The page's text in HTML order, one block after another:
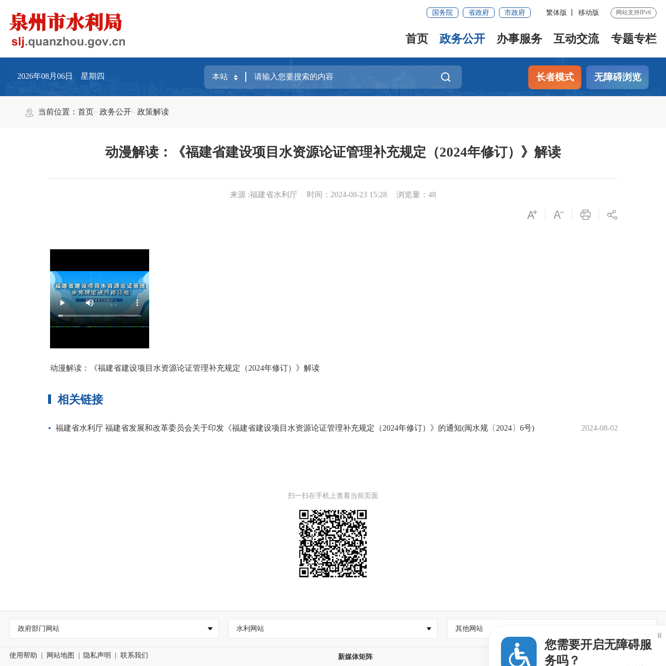
国务院 省政府 市政府 繁体版 移动版 网站支持IPv6
首页 政务公开 办事服务 互动交流 专题专栏
2026年08月06日 星期四 长者模式 无障碍浏览
当前位置：首页 政务公开 政策解读
动漫解读：《福建省建设项目水资源论证管理补充规定（2024年修订）》解读
来源 :福建省水利厅 时间：2024-08-23 15:28 浏览量：48
动漫解读：《福建省建设项目水资源论证管理补充规定（2024年修订）》解读
相关链接
福建省水利厅 福建省发展和改革委员会关于印发《福建省建设项目水资源论证管理补充规定（2024年修订）》的通知(闽水规〔2024〕6号) 2024-08-02
扫一扫在手机上查看当前页面
政府部门网站 水利网站 其他网站
使用帮助 网站地图 隐私声明 联系我们 新媒体矩阵
您需要开启无障碍服
务吗？
